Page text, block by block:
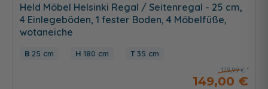
Held Möbel Helsinki Regal / Seitenregal - 25 cm,
4 Einlegeböden, 1 fester Boden, 4 Möbelfüße,
wotaneiche
25 cm 180 cm 35 cm
179,99 €
149,00 €